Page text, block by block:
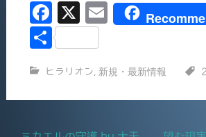
F
a
e
b
X
E
l
共
ヒラリオン 新規・最新情報